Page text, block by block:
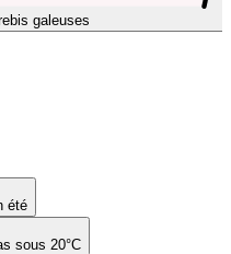
galeuses
été
sous 20°C